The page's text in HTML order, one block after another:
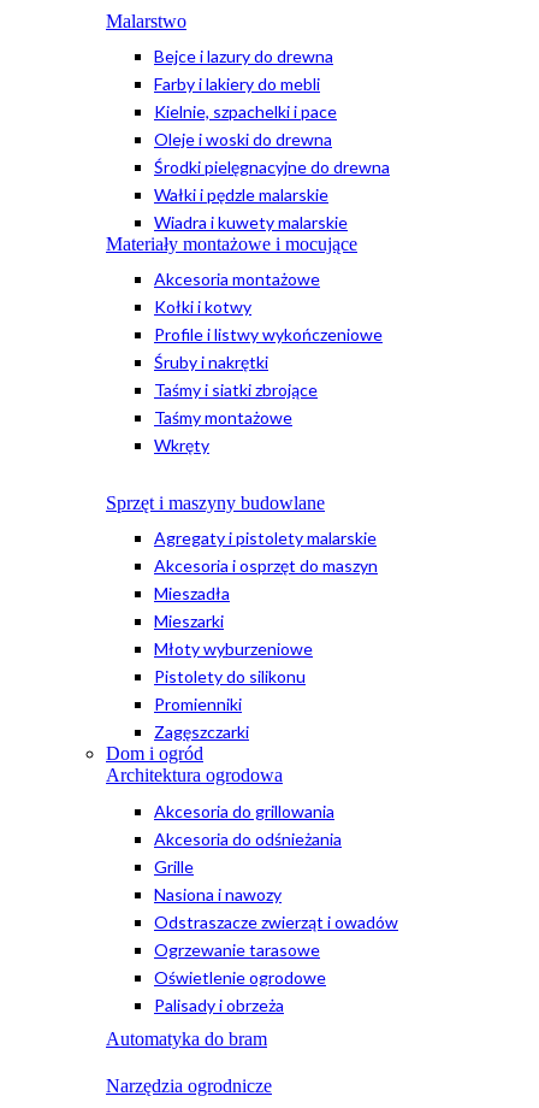
Malarstwo
Bejce i lazury do drewna
Farby i lakiery do mebli
Kielnie, szpachelki i pace
Oleje i woski do drewna
Środki pielęgnacyjne do drewna
Wałki i pędzle malarskie
Wiadra i kuwety malarskie
Materiały montażowe i mocujące
Akcesoria montażowe
Kołki i kotwy
Profile i listwy wykończeniowe
Śruby i nakrętki
Taśmy i siatki zbrojące
Taśmy montażowe
Wkręty
Sprzęt i maszyny budowlane
Agregaty i pistolety malarskie
Akcesoria i osprzęt do maszyn
Mieszadła
Mieszarki
Młoty wyburzeniowe
Pistolety do silikonu
Promienniki
Zagęszczarki
Dom i ogród
Architektura ogrodowa
Akcesoria do grillowania
Akcesoria do odśnieżania
Grille
Nasiona i nawozy
Odstraszacze zwierząt i owadów
Ogrzewanie tarasowe
Oświetlenie ogrodowe
Palisady i obrzeża
Automatyka do bram
Narzędzia ogrodnicze